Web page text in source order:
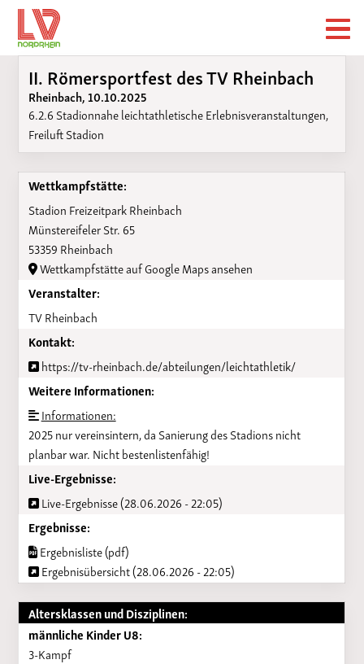
II. Römersportfest des TV Rheinbach
Rheinbach, 10.10.2025
6.2.6 Stadionnahe leichtathletische Erlebnisveranstaltungen,
Freiluft Stadion
Wettkampfstätte:
Stadion Freizeitpark Rheinbach
Münstereifeler Str. 65
53359 Rheinbach
Wettkampfstätte auf Google Maps ansehen
Veranstalter:
TV Rheinbach
Kontakt:
https://tv-rheinbach.de/abteilungen/leichtathletik/
Weitere Informationen:
Informationen:
2025 nur vereinsintern, da Sanierung des Stadions nicht
planbar war. Nicht bestenlistenfähig!
Live-Ergebnisse:
Live-Ergebnisse (28.06.2026 - 22:05)
Ergebnisse:
Ergebnisliste (pdf)
Ergebnisübersicht (28.06.2026 - 22:05)
Altersklassen und Disziplinen:
männliche Kinder U8:
3-Kampf